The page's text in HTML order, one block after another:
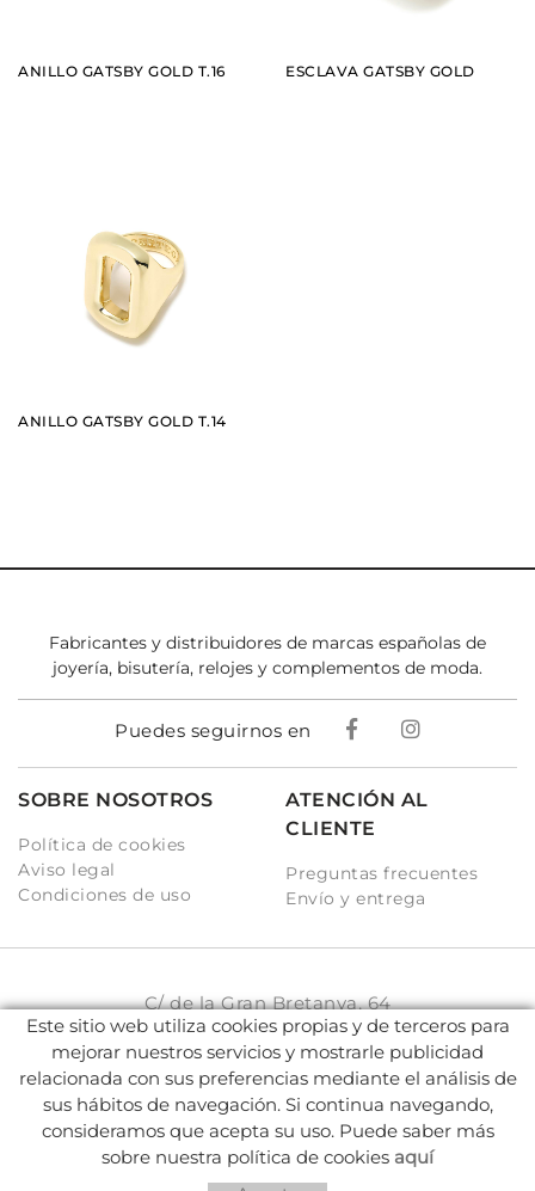
ANILLO GATSBY GOLD T.16 ESCLAVA GATSBY GOLD
VER AÑADIR
ANILLO GATSBY GOLD T.14
Fabricantes y distribuidores de marcas españolas de
joyería, bisutería, relojes y complementos de moda.
Puedes seguirnos en
SOBRE NOSOTROS
Política de cookies
Aviso legal
Condiciones de uso
ATENCIÓN AL
CLIENTE
Preguntas frecuentes
Envío y entrega
C/ de la Gran Bretanya, 64
08917 Badalona (BCN)
931 93 33 77
info@karambake.com
Este sitio web utiliza cookies propias y de terceros para
mejorar nuestros servicios y mostrarle publicidad
relacionada con sus preferencias mediante el análisis de
sus hábitos de navegación. Si continua navegando,
consideramos que acepta su uso. Puede saber más
sobre nuestra política de cookies aquí